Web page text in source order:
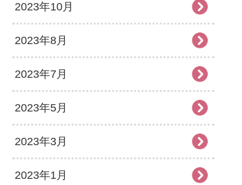
2023年10月
2023年8月
2023年7月
2023年5月
2023年3月
2023年1月